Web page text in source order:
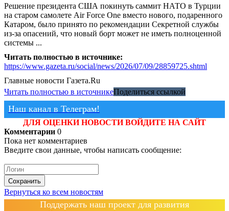
Решение президента США покинуть саммит НАТО в Турции
на старом самолете Air Force One вместо нового, подаренного
Катаром, было принято по рекомендации Секретной службы
из-за опасений, что новый борт может не иметь полноценной
системы ...
Читать полностью в источнике:
https://www.gazeta.ru/social/news/2026/07/09/28859725.shtml
Главные новости Газета.Ru
Читать полностью в источникеПоделиться ссылкой
Наш канал в Телеграм!
ДЛЯ ОЦЕНКИ НОВОСТИ ВОЙДИТЕ НА САЙТ
Комментарии 0
Пока нет комментариев
Введите свои данные, чтобы написать сообщение:
Сохранить
Вернуться ко всем новостям
Поддержать наш проект для развития